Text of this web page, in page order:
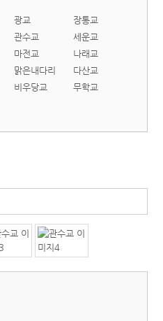
광교
장통교
관수교
세운교
마전교
나래교
맑은내다리
다산교
비우당교
무학교